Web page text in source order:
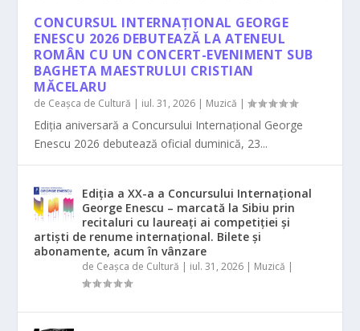
CONCURSUL INTERNAȚIONAL GEORGE
ENESCU 2026 DEBUTEAZĂ LA ATENEUL
ROMÂN CU UN CONCERT-EVENIMENT SUB
BAGHETA MAESTRULUI CRISTIAN
MĂCELARU
de Ceașca de Cultură | iul. 31, 2026 | Muzică |
Ediția aniversară a Concursului Internațional George
Enescu 2026 debutează oficial duminică, 23...
Ediția a XX-a a Concursului Internațional
George Enescu – marcată la Sibiu prin
recitaluri cu laureați ai competiției și
artiști de renume internațional. Bilete și
abonamente, acum în vânzare
de Ceașca de Cultură | iul. 31, 2026 | Muzică |